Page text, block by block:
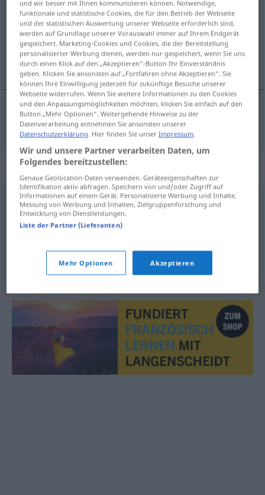
Übersicht aller Übersetzungen
(Für mehr Details die Übersetzung anklicken/antippen)
intuitif
intuitif intuitiv
Synonyme für "intuitiv"
unterbewusst,gefühlsmäßig,instinktiv
© OpenThesaurus.de
und wir besser mit Ihnen kommunizieren können. Notwendige,
funktionale und statistische Cookies, die für den Betrieb der Webseite
und der statistischen Auswertung unserer Webseite erforderlich sind,
werden auf Grundlage unserer Vorauswahl immer auf Ihrem Endgerät
gespeichert. Marketing-Cookies und Cookies, die der Bereitstellung
personalisierter Werbung dienen, werden nur gespeichert, wenn Sie uns
durch einen Klick auf den „Akzeptieren“-Button Ihr Einverständnis
geben. Klicken Sie ansonsten auf „Fortfahren ohne Akzeptieren“. Sie
können Ihre Einwilligung jederzeit für zukünftige Besuche unserer
Webseite widerrufen. Wenn Sie weitere Informationen zu den Cookies
und den Anpassungsmöglichkeiten möchten, klicken Sie einfach auf den
Button „Mehr Optionen“. Weitergehende Hinweise zu der
Datenverarbeitung entnehmen Sie ansonsten unserer
Datenschutzerklärung. Hier finden Sie unserImpressum.
Wir und unsere Partner verarbeiten Daten, um
Folgendes bereitzustellen:
Genaue Geolocation-Daten verwenden. Geräteeigenschaften zur
Identifikation aktiv abfragen. Speichern von und/oder Zugriff auf
Informationen auf einem Gerät. Personalisierte Werbung und Inhalte,
Messung von Werbung und Inhalten, Zielgruppenforschung und
Entwicklung von Dienstleistungen.
Liste der Partner (Lieferanten)
Mehr Optionen Akzeptieren